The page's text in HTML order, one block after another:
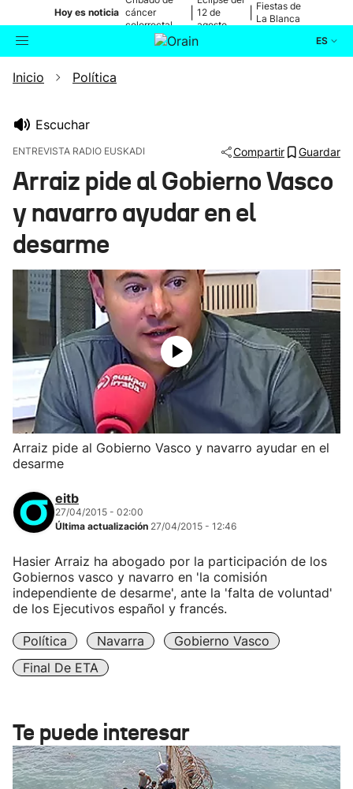
Hoy es noticia cáncer
colorrectal
12 de
agosto
Fiestas de
La Blanca
ES
Buscador
Ikusmiran
Inicio Política
Escuchar
ENTREVISTA RADIO EUSKADI Compartir Guardar
Arraiz pide al Gobierno Vasco
y navarro ayudar en el
desarme
Arraiz pide al Gobierno Vasco y navarro ayudar en el
desarme
eitb
27/04/2015 - 02:00
Última actualización 27/04/2015 - 12:46
Hasier Arraiz ha abogado por la participación de los
Gobiernos vasco y navarro en 'la comisión
independiente de desarme', ante la 'falta de voluntad'
de los Ejecutivos español y francés.
Política Navarra
Gobierno Vasco
Final De ETA
Te puede interesar